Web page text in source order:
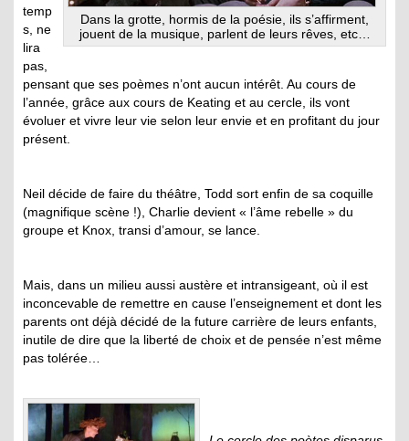
Dans la grotte, hormis de la poésie, ils s’affirment,
jouent de la musique, parlent de leurs rêves, etc…
temp
s, ne
lira
pas,
pensant que ses poèmes n’ont aucun intérêt. Au cours de
l’année, grâce aux cours de Keating et au cercle, ils vont
évoluer et vivre leur vie selon leur envie et en profitant du jour
présent.
Neil décide de faire du théâtre, Todd sort enfin de sa coquille
(magnifique scène !), Charlie devient « l’âme rebelle » du
groupe et Knox, transi d’amour, se lance.
Mais, dans un milieu aussi austère et intransigeant, où il est
inconcevable de remettre en cause l’enseignement et dont les
parents ont déjà décidé de la future carrière de leurs enfants,
inutile de dire que la liberté de choix et de pensée n’est même
pas tolérée…